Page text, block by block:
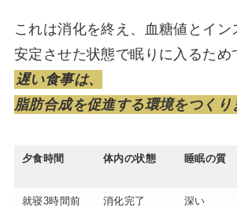
これは消化を終え、血糖値とイン
安定させた状態で眠りに入るため
遅い食事は、
脂肪合成を促進する環境をつくり
夕食時間 体内の状態 睡眠の質
就寝3時間前 消化完了 深い